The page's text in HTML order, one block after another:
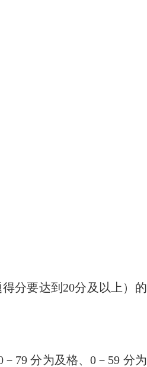
分要达到20分及以上）的
－ 79分为及格、0 － 59 分为